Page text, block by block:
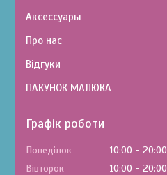
Аксессуары
Про нас
Відгуки
ПАКУНОК МАЛЮКА
Графік роботи
Понеділок 10:00
20:00
Вівторок
10:00
20:00